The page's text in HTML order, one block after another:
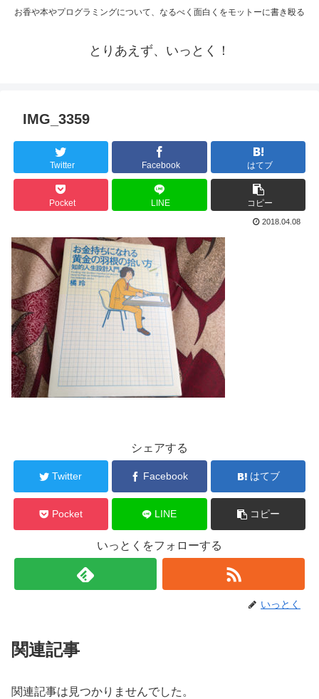
お香や本やプログラミングについて、なるべく面白くをモットーに書き殴る
とりあえず、いっとく！
IMG_3359
Twitter Facebook はてブ
Pocket LINE コピー
2018.04.08
シェアする
Twitter Facebook はてブ
Pocket LINE コピー
いっとくをフォローする
いっとく
関連記事
関連記事は見つかりませんでした。